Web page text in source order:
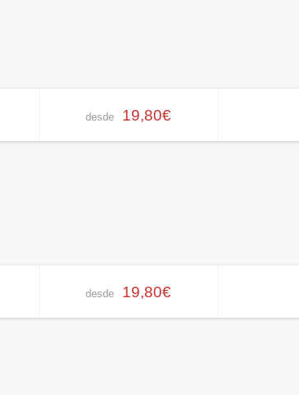
desde 19,80€
desde 19,80€